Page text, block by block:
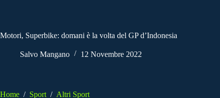
Motori, Superbike: domani è la volta del GP d’Indonesia
Salvo Mangano 12 Novembre 2022
Home / Sport / Altri Sport